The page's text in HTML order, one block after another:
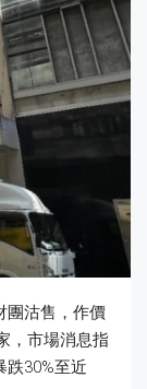
團沽售，作價
，市場消息指
跌30%至近